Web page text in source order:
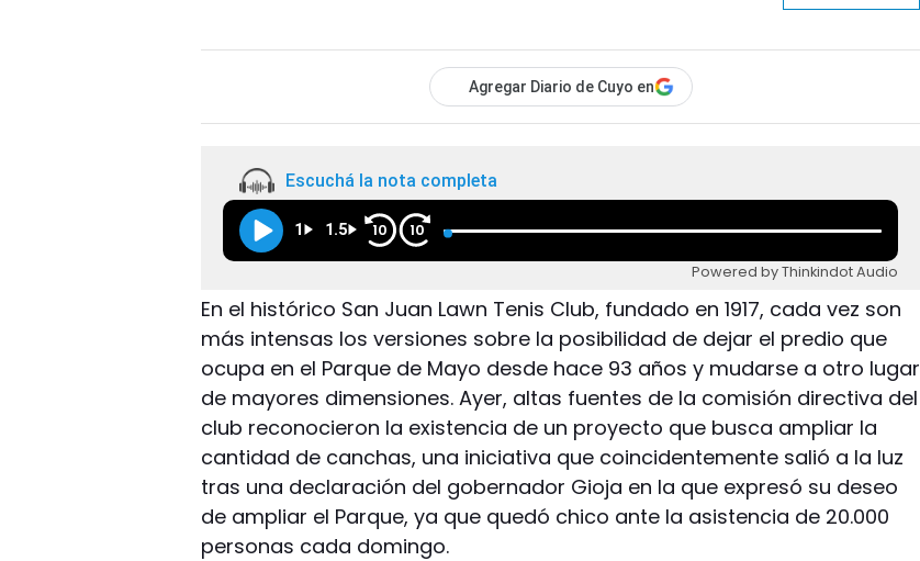
Agregar Diario de Cuyo en
Escuchá la nota completa
1 1.5 10 10
Powered by Thinkindot Audio
En el histórico San Juan Lawn Tenis Club, fundado en 1917, cada vez son
más intensas los versiones sobre la posibilidad de dejar el predio que
ocupa en el Parque de Mayo desde hace 93 años y mudarse a otro lugar
de mayores dimensiones. Ayer, altas fuentes de la comisión directiva del
club reconocieron la existencia de un proyecto que busca ampliar la
cantidad de canchas, una iniciativa que coincidentemente salió a la luz
tras una declaración del gobernador Gioja en la que expresó su deseo
de ampliar el Parque, ya que quedó chico ante la asistencia de 20.000
personas cada domingo.